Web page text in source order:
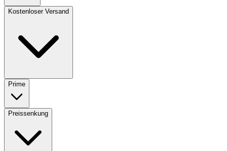
Kostenloser Versand
Prime
Preissenkung